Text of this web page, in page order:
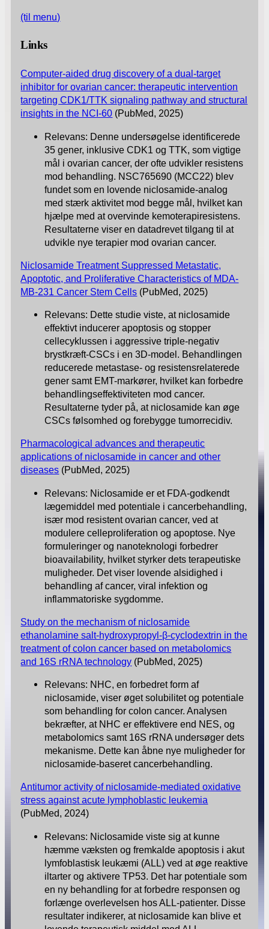
(til menu)
Links
Computer-aided drug discovery of a dual-target
inhibitor for ovarian cancer: therapeutic intervention
targeting CDK1/TTK signaling pathway and structural
insights in the NCI-60 (PubMed, 2025)
Relevans: Denne undersøgelse identificerede
35 gener, inklusive CDK1 og TTK, som vigtige
mål i ovarian cancer, der ofte udvikler resistens
mod behandling. NSC765690 (MCC22) blev
fundet som en lovende niclosamide-analog
med stærk aktivitet mod begge mål, hvilket kan
hjælpe med at overvinde kemoterapiresistens.
Resultaterne viser en datadrevet tilgang til at
udvikle nye terapier mod ovarian cancer.
Niclosamide Treatment Suppressed Metastatic,
Apoptotic, and Proliferative Characteristics of MDA-
MB-231 Cancer Stem Cells (PubMed, 2025)
Relevans: Dette studie viste, at niclosamide
effektivt inducerer apoptosis og stopper
cellecyklussen i aggressive triple-negativ
brystkræft-CSCs i en 3D-model. Behandlingen
reducerede metastase- og resistensrelaterede
gener samt EMT-markører, hvilket kan forbedre
behandlingseffektiviteten mod cancer.
Resultaterne tyder på, at niclosamide kan øge
CSCs følsomhed og forebygge tumorrecidiv.
Pharmacological advances and therapeutic
applications of niclosamide in cancer and other
diseases (PubMed, 2025)
Relevans: Niclosamide er et FDA-godkendt
lægemiddel med potentiale i cancerbehandling,
især mod resistent ovarian cancer, ved at
modulere celleproliferation og apoptose. Nye
formuleringer og nanoteknologi forbedrer
bioavailability, hvilket styrker dets terapeutiske
muligheder. Det viser lovende alsidighed i
behandling af cancer, viral infektion og
inflammatoriske sygdomme.
Study on the mechanism of niclosamide
ethanolamine salt-hydroxypropyl-β-cyclodextrin in the
treatment of colon cancer based on metabolomics
and 16S rRNA technology (PubMed, 2025)
Relevans: NHC, en forbedret form af
niclosamide, viser øget solubilitet og potentiale
som behandling for colon cancer. Analysen
bekræfter, at NHC er effektivere end NES, og
metabolomics samt 16S rRNA undersøger dets
mekanisme. Dette kan åbne nye muligheder for
niclosamide-baseret cancerbehandling.
Antitumor activity of niclosamide-mediated oxidative
stress against acute lymphoblastic leukemia
(PubMed, 2024)
Relevans: Niclosamide viste sig at kunne
hæmme væksten og fremkalde apoptosis i akut
lymfoblastisk leukæmi (ALL) ved at øge reaktive
iltarter og aktivere TP53. Det har potentiale som
en ny behandling for at forbedre responsen og
forlænge overlevelsen hos ALL-patienter. Disse
resultater indikerer, at niclosamide kan blive et